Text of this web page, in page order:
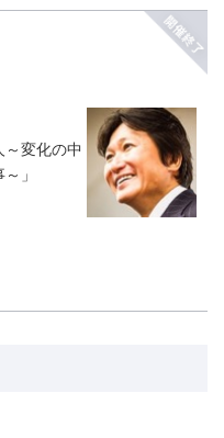
変化の中
」